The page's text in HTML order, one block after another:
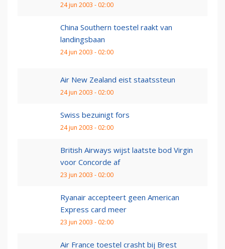
24 jun 2003 - 02:00
China Southern toestel raakt van
landingsbaan
24 jun 2003 - 02:00
Air New Zealand eist staatssteun
24 jun 2003 - 02:00
Swiss bezuinigt fors
24 jun 2003 - 02:00
British Airways wijst laatste bod Virgin
voor Concorde af
23 jun 2003 - 02:00
Ryanair accepteert geen American
Express card meer
23 jun 2003 - 02:00
Air France toestel crasht bij Brest